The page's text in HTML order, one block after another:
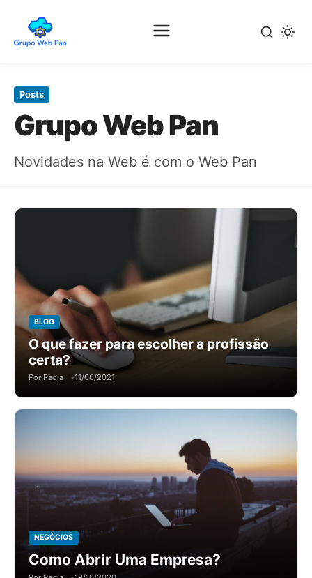
para
conteúdo
Posts
Grupo Web Pan
Novidades na Web é com o Web Pan
BLOG
O que fazer para escolher a profissão
certa?
Por Paola 11/06/2021
NEGÓCIOS
Como Abrir Uma Empresa?